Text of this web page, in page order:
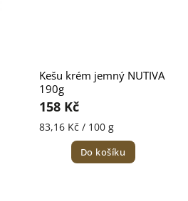
Kešu krém jemný NUTIVA
190g
158 Kč
83,16 Kč / 100 g
Do košíku